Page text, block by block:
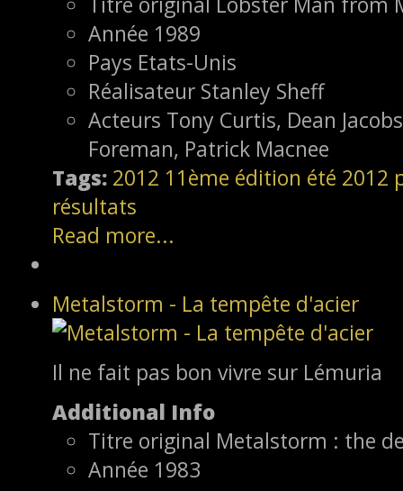
Année 1989
Pays Etats-Unis
Réalisateur Stanley Sheff
Acteurs Tony Curtis, Dean
Foreman, Patrick Macnee
Tags: 2012 11ème édition été 2012
résultats
Read more...
Metalstorm - La tempête d'acier
Il ne fait pas bon vivre sur Lémuria
Additional Info
Titre original Metalstorm : the
Année 1983